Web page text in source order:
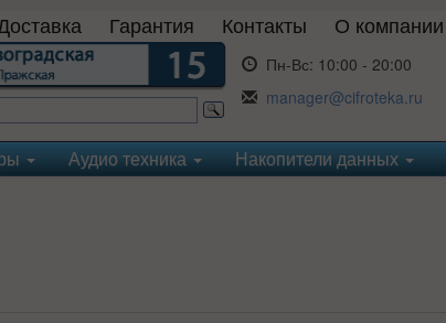
Гарантия Контакты О компании
Пн-Вс: 10:00 - 20:00
manager@cifroteka.ru
Аудио техника Накопители данных